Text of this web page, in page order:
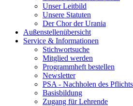
Unser Leitbild
Unsere Statuten
Der Chor der Urania
Außenstellenübersicht
Service & Informationen
Stichwortsuche
Mitglied werden
Programmheft bestellen
Newsletter
PSA - Nachholen des
Basisbildung
Zugang für Lehrende